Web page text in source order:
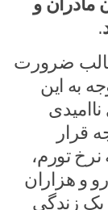
و
.
ضرورت
به این
قرار
نرخ تورم،
و هزاران
یک زندگی